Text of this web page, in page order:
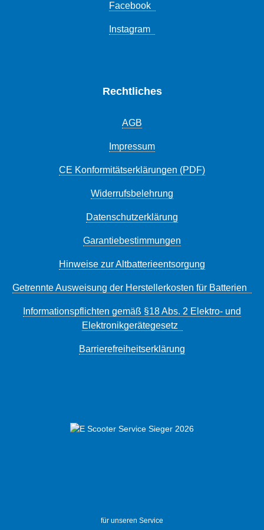
Facebook
Instagram
Rechtliches
AGB
Impressum
CE Konformitätserklärungen (PDF)
Widerrufsbelehrung
Datenschutzerklärung
Garantiebestimmungen
Hinweise zur Altbatterieentsorgung
Getrennte Ausweisung der Herstellerkosten für Batterien
Informationspflichten gemäß §18 Abs. 2 Elektro- und
Elektronikgerätegesetz
Barrierefreiheitserklärung
für unseren Service